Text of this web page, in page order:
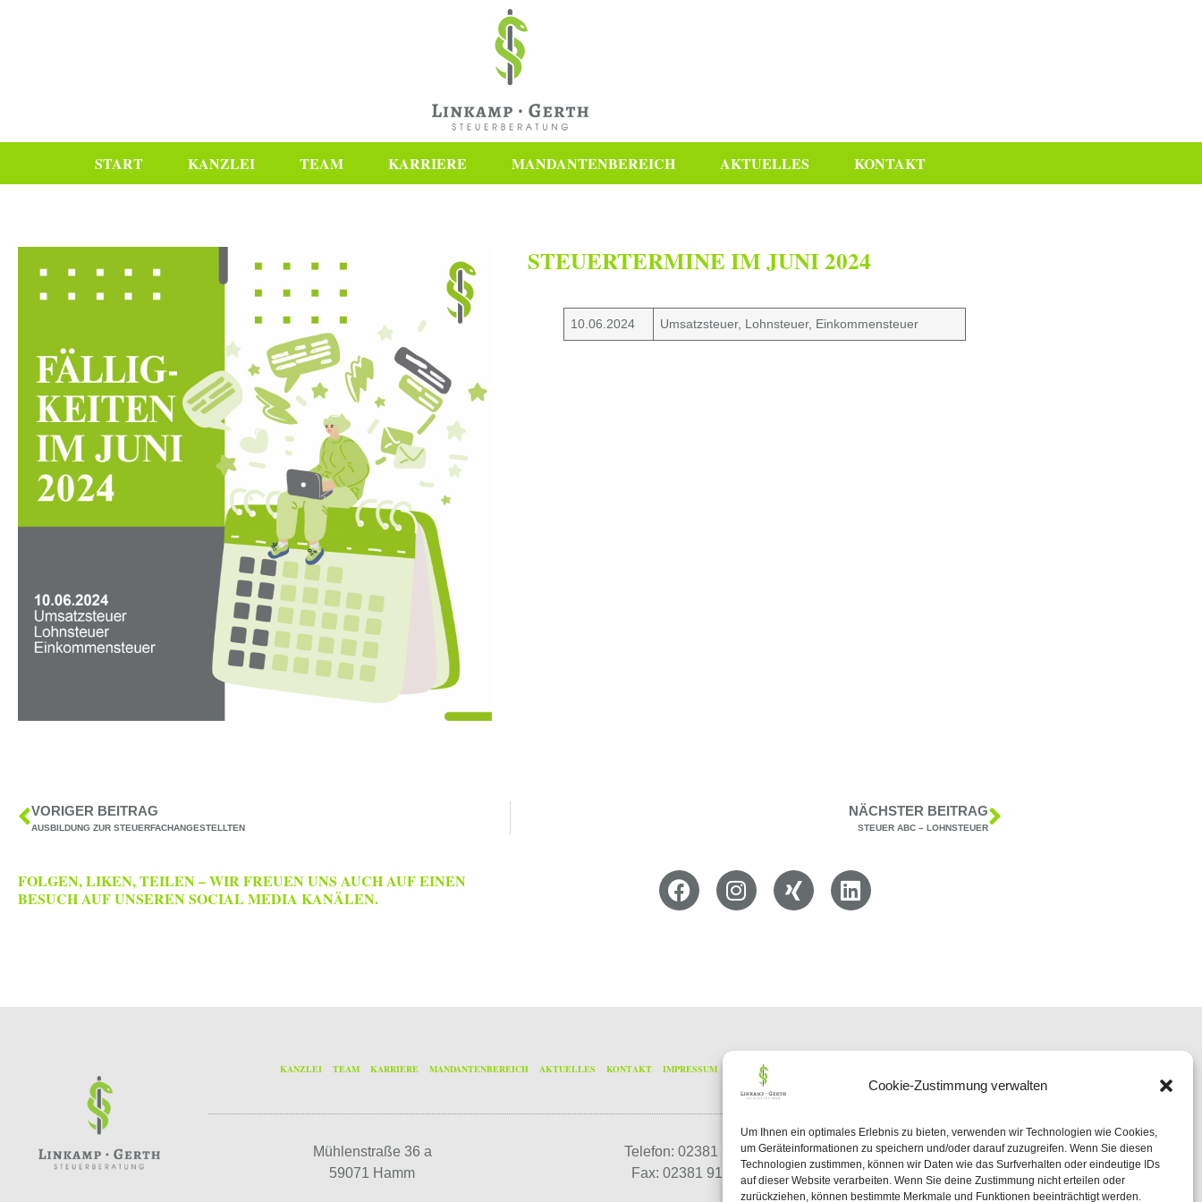
Cookie-Zustimmung verwalten
Um Ihnen ein optimales Erlebnis zu bieten, verwenden wir Technologien wie Cookies,
um Geräteinformationen zu speichern und/oder darauf zuzugreifen. Wenn Sie diesen
Technologien zustimmen, können wir Daten wie das Surfverhalten oder eindeutige IDs
auf dieser Website verarbeiten. Wenn Sie deine Zustimmung nicht erteilen oder
zurückziehen, können bestimmte Merkmale und Funktionen beeinträchtigt werden.
START KANZLEI TEAM KARRIERE MANDANTENBEREICH AKTUELLES KONTAKT
STEUERTERMINE IM JUNI 2024
10.06.2024 Umsatzsteuer, Lohnsteuer, Einkommensteuer
VORIGER BEITRAG
AUSBILDUNG ZUR STEUERFACHANGESTELLTEN
NÄCHSTER BEITRAG
STEUER ABC – LOHNSTEUER
FOLGEN, LIKEN, TEILEN – WIR FREUEN UNS AUCH AUF EINEN
BESUCH AUF UNSEREN SOCIAL MEDIA KANÄLEN.
KANZLEI TEAM KARRIERE MANDANTENBEREICH AKTUELLES KONTAKT IMPRESSUM DATENSCHUTZERKLÄRUNG
Mühlenstraße 36 a
59071 Hamm
Telefon: 02381 91474 - 0
Fax: 02381 91474 - 24
info@linkamp-gerth.de
www.linkamp-gerth.de